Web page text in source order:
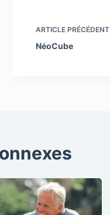
ARTICLE PRÉCÉDENT
NéoCube